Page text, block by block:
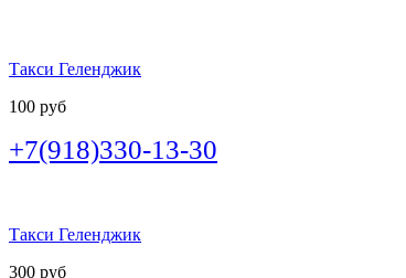
Такси Геленджик
100 руб
+7(918)330-13-30
Такси Геленджик
300 руб